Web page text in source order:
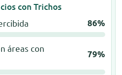
con Trichos
86%
áreas con
79%